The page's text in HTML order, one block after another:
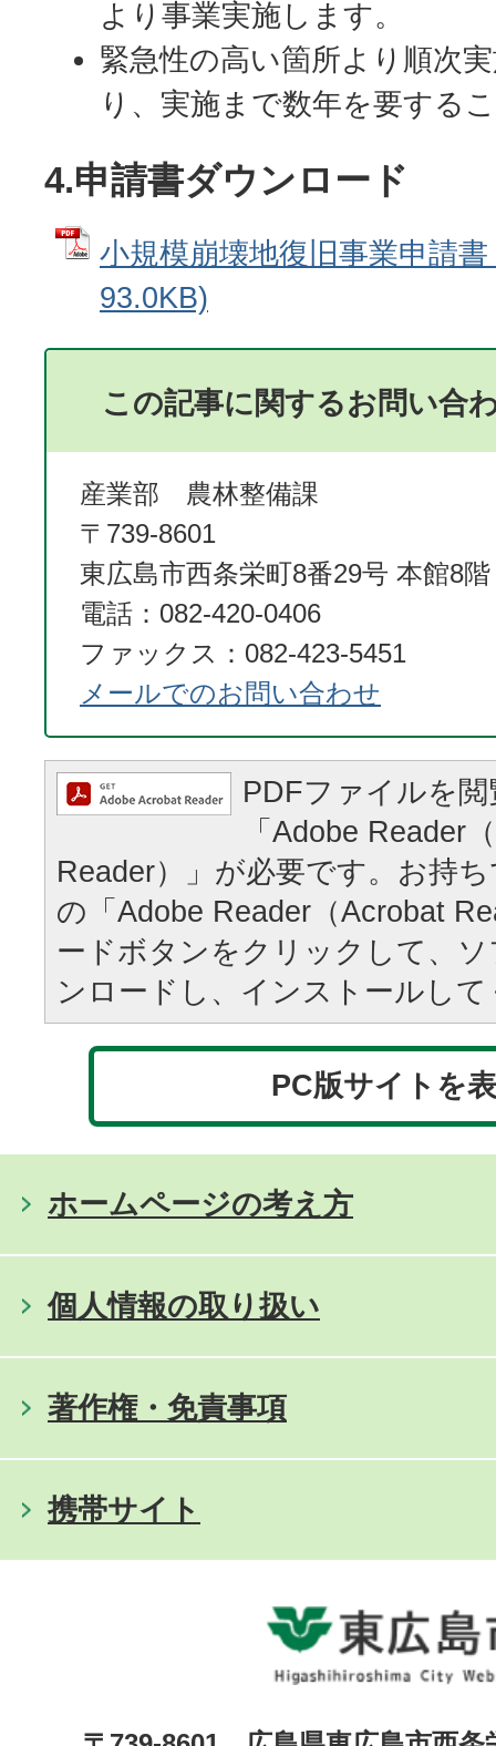
より事業実施します。
緊急性の高い箇所より順次
り、実施まで数年を要する
4.申請書ダウンロード
小規模崩壊地復旧事業申請
93.0KB)
この記事に関するお問い合
産業部 農林整備課
〒739-8601
東広島市西条栄町8番29号 本館8階
電話：082-420-0406
ファックス：082-423-5451
メールでのお問い合わせ
PDFファイルを
「Adobe Reader
Reader）」が必要です。お持
の「Adobe Reader（Acrobat
ードボタンをクリックして、
ンロードし、インストールし
PC版サイトを
ホームページの考え方
個人情報の取り扱い
著作権・免責事項
携帯サイト